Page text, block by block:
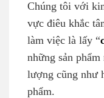
Chúng tôi với
vực điêu khắc
làm việc là lấy “
những sản
lượng cũng như
phẩm.